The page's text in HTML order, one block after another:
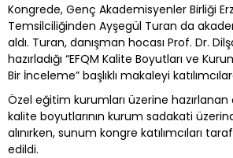
Kongrede, Genç Akademisyenler Birliği
Temsilciliğinden Ayşegül Turan da
aldı. Turan, danışman hocası Prof. Dr.
hazırladığı “EFQM Kalite Boyutları ve
Bir İnceleme” başlıklı makaleyi
Özel eğitim kurumları üzerine hazırlanan
kalite boyutlarının kurum sadakati
alınırken, sunum kongre katılımcıları
edildi.